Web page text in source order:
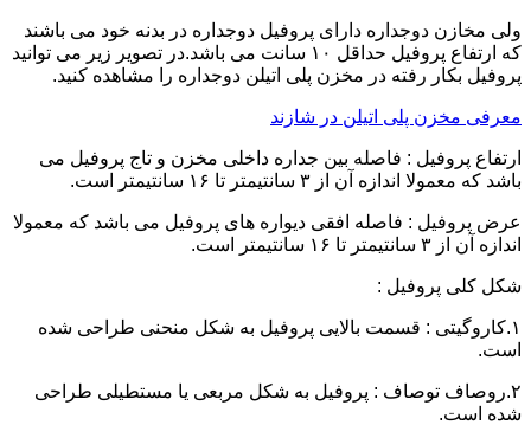
ولی مخازن دوجداره دارای پروفیل دوجداره در بدنه خود می باشند
که ارتفاع پروفیل حداقل ۱۰ سانت می باشد.در تصویر زیر می توانید
پروفیل بکار رفته در مخزن پلی اتیلن دوجداره را مشاهده کنید.
معرفی مخزن پلی اتیلن در شازند
ارتفاع پروفیل : فاصله بین جداره داخلی مخزن و تاج پروفیل می
باشد که معمولا اندازه آن از ۳ سانتیمتر تا ۱۶ سانتیمتر است.
عرض پروفیل : فاصله افقی دیواره های پروفیل می باشد که معمولا
اندازه آن از ۳ سانتیمتر تا ۱۶ سانتیمتر است.
شکل کلی پروفیل :
۱.کاروگیتی : قسمت بالایی پروفیل به شکل منحنی طراحی شده
است.
۲.روصاف توصاف : پروفیل به شکل مربعی یا مستطیلی طراحی
شده است.